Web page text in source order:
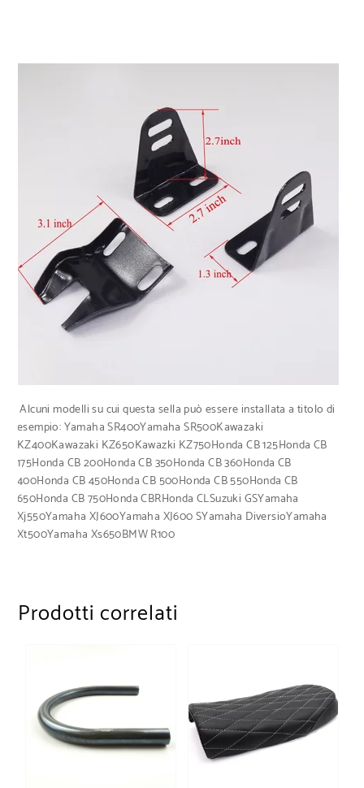
Alcuni modelli su cui questa sella può essere installata a titolo di
esempio: Yamaha SR400Yamaha SR500Kawazaki
KZ400Kawazaki KZ650Kawazki KZ750Honda CB 125Honda CB
175Honda CB 200Honda CB 350Honda CB 360Honda CB
400Honda CB 450Honda CB 500Honda CB 550Honda CB
650Honda CB 750Honda CBRHonda CLSuzuki GSYamaha
Xj550Yamaha XJ600Yamaha XJ600 SYamaha DiversioYamaha
Xt500Yamaha Xs650BMW R100
Prodotti correlati